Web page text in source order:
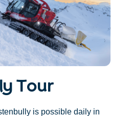
Ticket- &